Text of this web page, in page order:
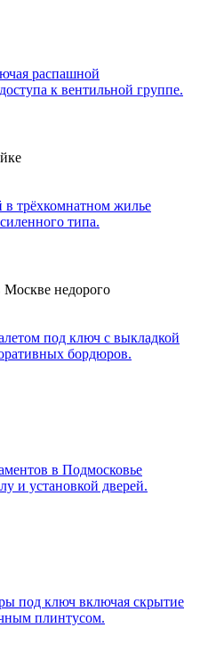
распашной
к вентильной группе.
в трёхкомнатном жилье
типа.
недорого
под ключ с выкладкой
бордюров.
в Подмосковье
и установкой дверей.
под ключ включая скрытие
плинтусом.